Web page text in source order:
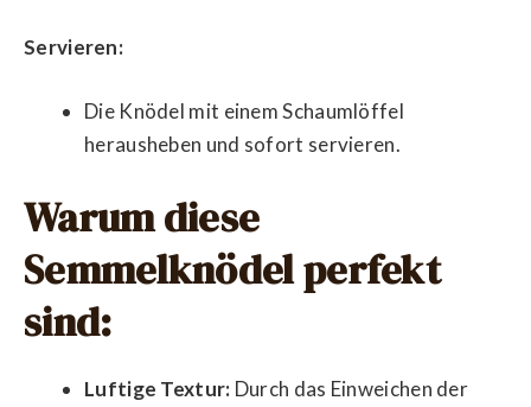
Servieren:
Die Knödel mit einem Schaumlöffel
herausheben und sofort servieren.
Warum diese
Semmelknödel perfekt
sind:
Luftige Textur: Durch das Einweichen der